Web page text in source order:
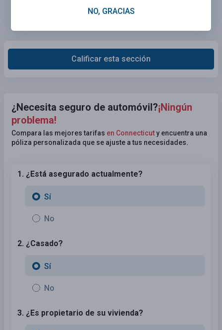
Calificar esta sección
¿Necesita seguro de automóvil?¡Ningún
problema!
Compara las mejores tarifas en Connecticuty encuentra una
póliza personalizada que se ajuste a tus necesidades.
1. ¿Está asegurado actualmente?
Sí
No
2. ¿Casado?
Sí
No
3. ¿Es propietario de su vivienda?
NO, GRACIAS